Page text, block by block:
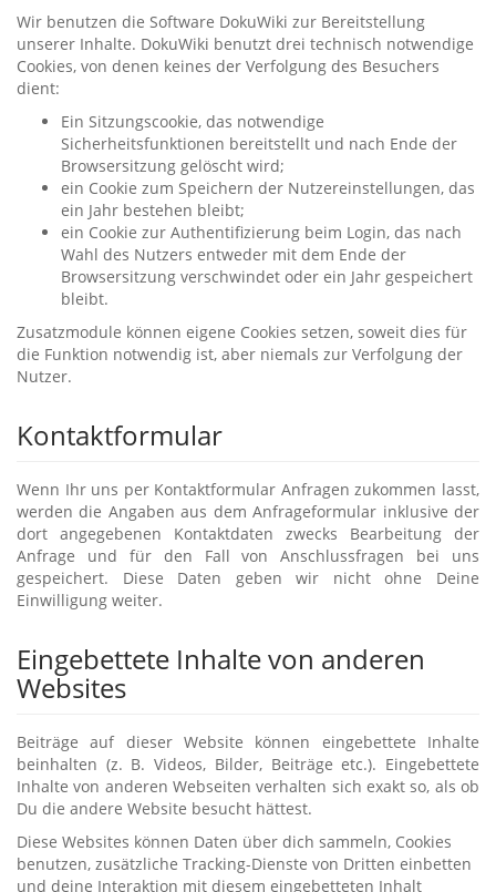
Wir benutzen die Software DokuWiki zur Bereitstellung
unserer Inhalte. DokuWiki benutzt drei technisch notwendige
Cookies, von denen keines der Verfolgung des Besuchers
dient:
Ein Sitzungscookie, das notwendige
Sicherheitsfunktionen bereitstellt und nach Ende der
Browsersitzung gelöscht wird;
ein Cookie zum Speichern der Nutzereinstellungen, das
ein Jahr bestehen bleibt;
ein Cookie zur Authentifizierung beim Login, das nach
Wahl des Nutzers entweder mit dem Ende der
Browsersitzung verschwindet oder ein Jahr gespeichert
bleibt.
Zusatzmodule können eigene Cookies setzen, soweit dies für
die Funktion notwendig ist, aber niemals zur Verfolgung der
Nutzer.
Kontaktformular
Wenn Ihr uns per Kontaktformular Anfragen zukommen lasst,
werden die Angaben aus dem Anfrageformular inklusive der
dort angegebenen Kontaktdaten zwecks Bearbeitung der
Anfrage und für den Fall von Anschlussfragen bei uns
gespeichert. Diese Daten geben wir nicht ohne Deine
Einwilligung weiter.
Eingebettete Inhalte von anderen
Websites
Beiträge auf dieser Website können eingebettete Inhalte
beinhalten (z. B. Videos, Bilder, Beiträge etc.). Eingebettete
Inhalte von anderen Webseiten verhalten sich exakt so, als ob
Du die andere Website besucht hättest.
Diese Websites können Daten über dich sammeln, Cookies
benutzen, zusätzliche Tracking-Dienste von Dritten einbetten
und deine Interaktion mit diesem eingebetteten Inhalt